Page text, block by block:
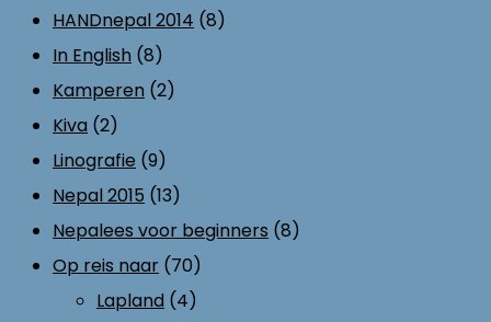
HANDnepal 2014 (8)
In English (8)
Kamperen (2)
Kiva (2)
Linografie (9)
Nepal 2015 (13)
Nepalees voor beginners (8)
Op reis naar (70)
Lapland (4)